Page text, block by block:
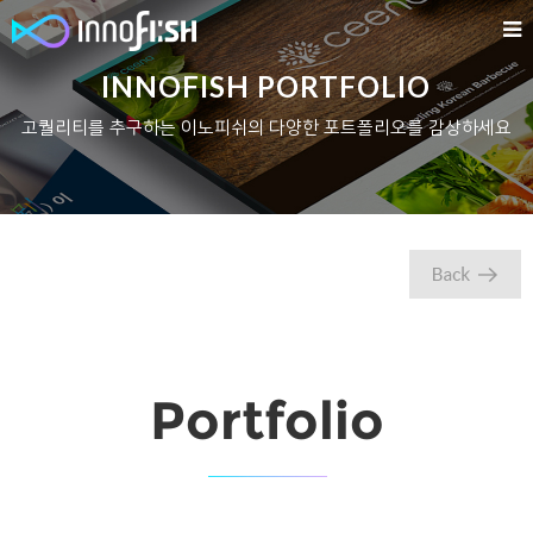
INNOFISH PORTFOLIO
고퀄리티를 추구하는 이노피쉬의 다양한 포트폴리오를 감상하세요
Portfolio